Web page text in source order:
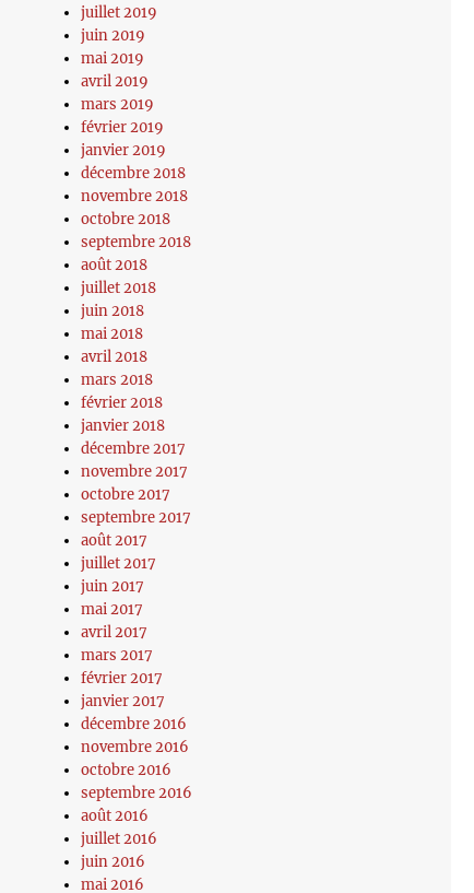
juillet 2019
juin 2019
mai 2019
avril 2019
mars 2019
février 2019
janvier 2019
décembre 2018
novembre 2018
octobre 2018
septembre 2018
août 2018
juillet 2018
juin 2018
mai 2018
avril 2018
mars 2018
février 2018
janvier 2018
décembre 2017
novembre 2017
octobre 2017
septembre 2017
août 2017
juillet 2017
juin 2017
mai 2017
avril 2017
mars 2017
février 2017
janvier 2017
décembre 2016
novembre 2016
octobre 2016
septembre 2016
août 2016
juillet 2016
juin 2016
mai 2016